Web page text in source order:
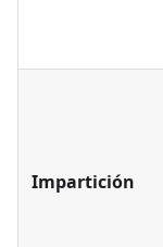
Impartición